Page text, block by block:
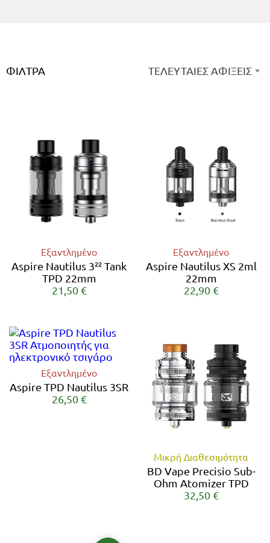
ΦΊΛΤΡΑ ΤΕΛΕΥΤΑΙΕΣ ΑΦΙΞΕΙΣ
Εξαντλημένο
Aspire Nautilus 3²² Tank
TPD 22mm
21,50 €
Εξαντλημένο
Aspire Nautilus XS 2ml
22mm
22,90 €
Εξαντλημένο
Aspire TPD Nautilus 3SR
26,50 €
Μικρή Διαθεσιμότητα
BD Vape Precisio Sub-
Ohm Atomizer TPD
32,50 €